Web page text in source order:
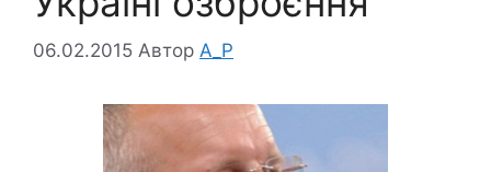
06.02.2015 Автор A_P